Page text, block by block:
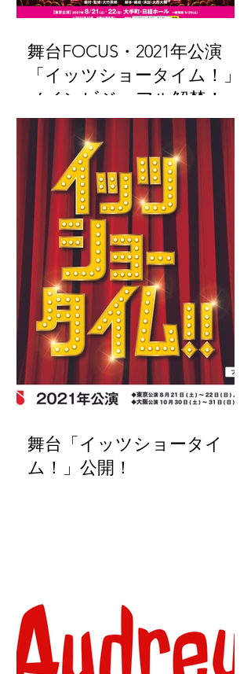
舞台FOCUS・2021年公演
「イッツショータイム！」
メインビジュアル解禁！
舞台「イッツショータイ
ム！」公開！